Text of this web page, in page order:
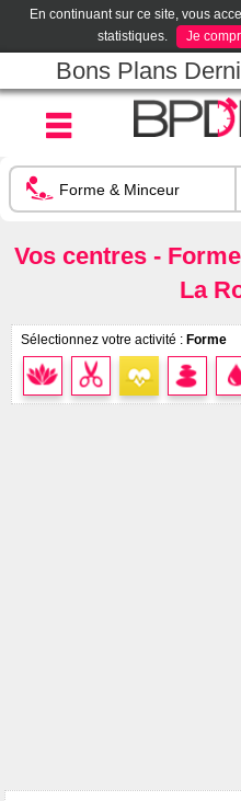
En continuant sur ce site, vous
statistiques.
Je
Bons Plans
Vos centres -
La
Sélectionnez votre activité : Forme